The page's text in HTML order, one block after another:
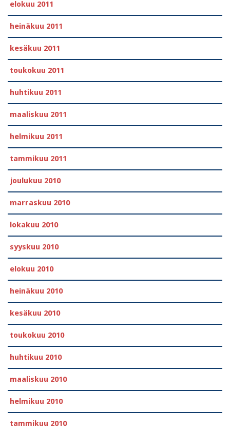
elokuu 2011
heinäkuu 2011
kesäkuu 2011
toukokuu 2011
huhtikuu 2011
maaliskuu 2011
helmikuu 2011
tammikuu 2011
joulukuu 2010
marraskuu 2010
lokakuu 2010
syyskuu 2010
elokuu 2010
heinäkuu 2010
kesäkuu 2010
toukokuu 2010
huhtikuu 2010
maaliskuu 2010
helmikuu 2010
tammikuu 2010